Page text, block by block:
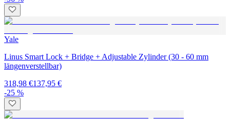
Yale
Linus Smart Lock + Bridge + Adjustable Zylinder (30 - 60 mm
längenverstellbar)
318,98 €137,95 €
-25 %